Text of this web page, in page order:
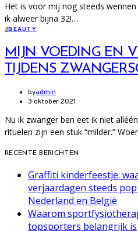
Het is voor mij nog steeds
ik alweer bijna 32!…
BBEAUTY
MIJN VOEDING EN
TIJDENS
byadmin
3 oktober 2021
Nu ik zwanger ben eet ik niet
rituelen zijn een stuk “milder.”
RECENTE BERICHTEN
Graffiti kinderfeestje:
verjaardagen steeds
Nederland en België
Waarom
topsporters belangrijk is